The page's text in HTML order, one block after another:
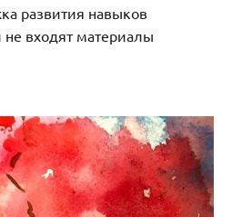
развития навыков
не входят материалы